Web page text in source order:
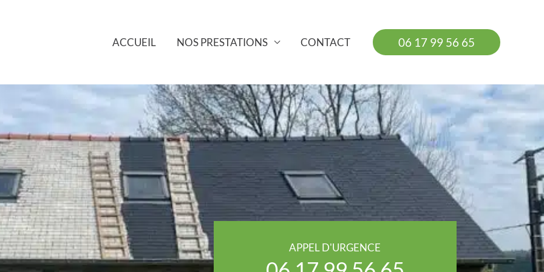
ACCUEIL NOS PRESTATIONS CONTACT 06 17 99 56 65
APPEL D'URGENCE